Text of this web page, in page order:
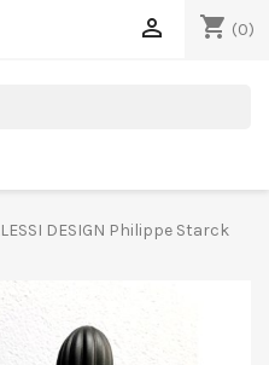
shopping_cart (0)

DESIGN Philippe Starck